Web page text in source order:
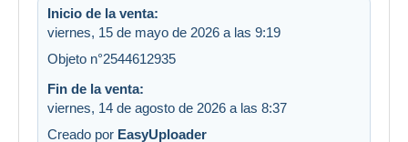
Inicio de la venta:
viernes, 15 de mayo de 2026 a las 9:19
Objeto n°2544612935
Fin de la venta:
viernes, 14 de agosto de 2026 a las 8:37
Creado por EasyUploader